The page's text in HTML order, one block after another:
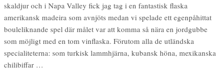
skaldjur och i Napa Valley fick jag tag i en fantastisk flaska
amerikansk madeira som avnjöts medan vi spelade ett egenpåhittat
bouleliknande spel där målet var att komma så nära en jordgubbe
som möjligt med en tom vinflaska. Förutom alla de utländska
specialiteterna: som turkisk lammhjärna, kubansk höna, mexikanska
chilibiffar …